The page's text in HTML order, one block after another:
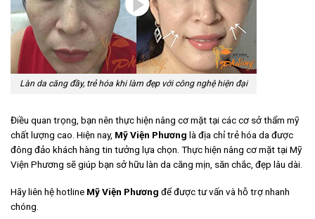
Làn da căng đầy, trẻ hóa khi làm đẹp với công nghệ hiện đại
Điều quan trọng, bạn nên thực hiện nâng cơ mặt tại các cơ sở thẩm mỹ
chất lượng cao. Hiện nay, Mỹ Viện Phương là địa chỉ trẻ hóa da được
đông đảo khách hàng tin tưởng lựa chọn. Thực hiện nâng cơ mặt tại Mỹ
Viện Phương sẽ giúp bạn sở hữu làn da căng mịn, săn chắc, đẹp lâu dài.
Hãy liên hệ hotline Mỹ Viện Phương để được tư vấn và hỗ trợ nhanh
chóng.